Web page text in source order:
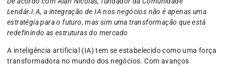
Lendár.I.A, a integração de IA nos negócios não é apenas uma
estratégia para o futuro, mas sim uma transformação que está
redefinindo as estruturas do mercado
A inteligência artificial (IA) tem se estabelecido como uma força
transformadora no mundo dos negócios. Com avanços